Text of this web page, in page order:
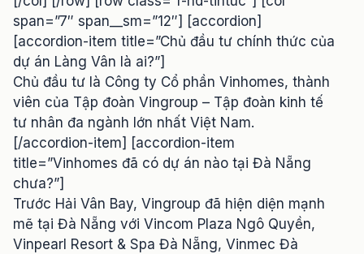
span=”7″ span__sm=”12″] [accordion]
[accordion-item title=”Chủ đầu tư chính thức của
dự án Làng Vân là ai?”]
Chủ đầu tư là Công ty Cổ phần Vinhomes, thành
viên của Tập đoàn Vingroup – Tập đoàn kinh tế
tư nhân đa ngành lớn nhất Việt Nam.
[/accordion-item] [accordion-item
title=”Vinhomes đã có dự án nào tại Đà Nẵng
chưa?”]
Trước Hải Vân Bay, Vingroup đã hiện diện mạnh
mẽ tại Đà Nẵng với Vincom Plaza Ngô Quyền,
Vinpearl Resort & Spa Đà Nẵng, Vinmec Đà